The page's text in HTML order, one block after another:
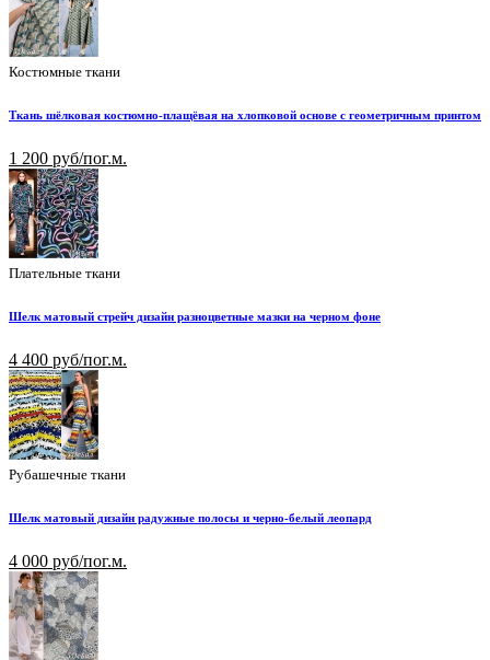
Костюмные ткани
Ткань шёлковая костюмно-плащёвая на хлопковой основе с геометричным принтом
1 200 руб/пог.м.
Плательные ткани
Шелк матовый стрейч дизайн разноцветные мазки на черном фоне
4 400 руб/пог.м.
Рубашечные ткани
Шелк матовый дизайн радужные полосы и черно-белый леопард
4 000 руб/пог.м.